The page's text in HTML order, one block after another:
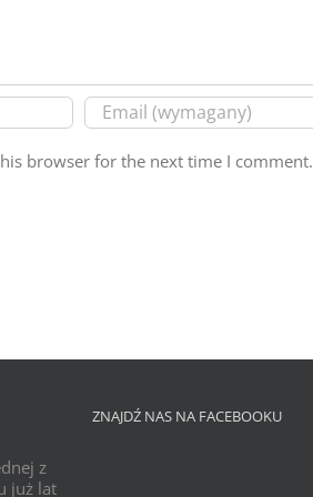
browser for the next time I comment.
z
już lat
ZNAJDŹ NAS NA FACEBOOKU